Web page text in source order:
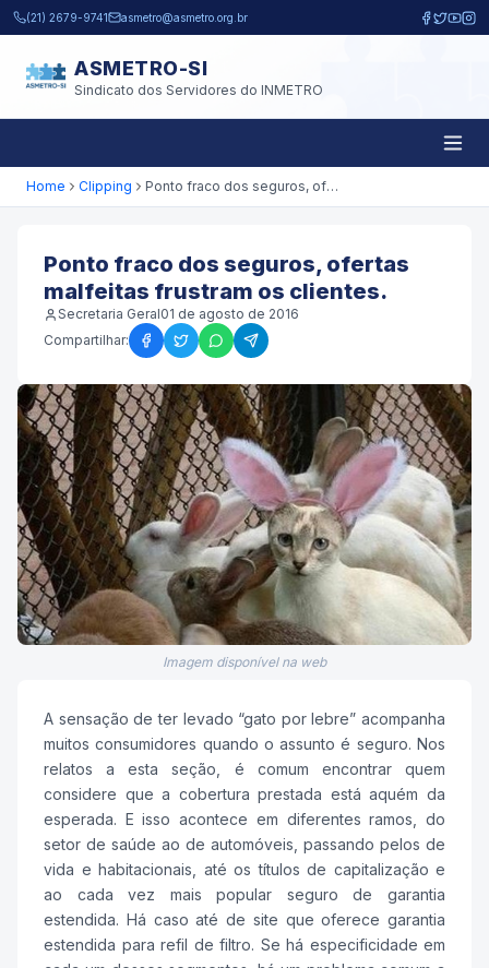
Pular para o conteúdo principal
(21) 2679-9741 asmetro@asmetro.org.br
ASMETRO-SI
Sindicato dos Servidores do INMETRO
Home Clipping Ponto fraco dos seguros, ofertas malfeitas frustram os clientes.
Ponto fraco dos seguros, ofertas
malfeitas frustram os clientes.
Secretaria Geral01 de agosto de 2016
Compartilhar:
Imagem disponível na web
A sensação de ter levado “gato por lebre” acompanha
muitos consumidores quando o assunto é seguro. Nos
relatos a esta seção, é comum encontrar quem
considere que a cobertura prestada está aquém da
esperada. E isso acontece em diferentes ramos, do
setor de saúde ao de automóveis, passando pelos de
vida e habitacionais, até os títulos de capitalização e
ao cada vez mais popular seguro de garantia
estendida. Há caso até de site que oferece garantia
estendida para refil de filtro. Se há especificidade em